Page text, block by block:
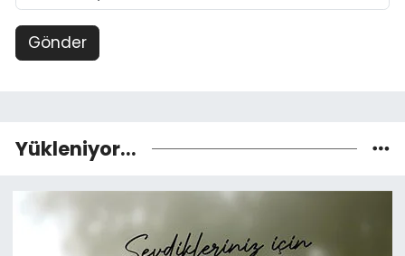
Gönder
Yükleniyor...